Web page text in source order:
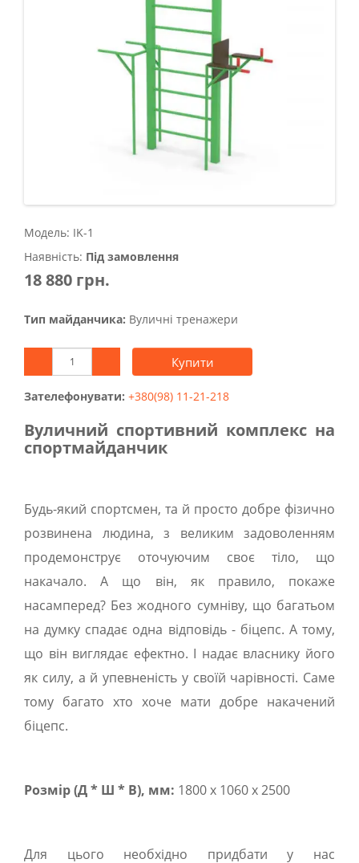
Модель: IK-1
Наявність: Під замовлення
18 880 грн.
Тип майданчика: Вуличні тренажери
Купити
Зателефонувати: +380(98) 11-21-218
Вуличний спортивний комплекс на
спортмайданчик
Будь-який спортсмен, та й просто добре фізично
розвинена людина, з великим задоволенням
продемонструє оточуючим своє тіло, що
накачало. А що він, як правило, покаже
насамперед? Без жодного сумніву, що багатьом
на думку спадає одна відповідь - біцепс. А тому,
що він виглядає ефектно. І надає власнику його
як силу, а й упевненість у своїй чарівності. Саме
тому багато хто хоче мати добре накачений
біцепс.
Розмір (Д * Ш * В), мм: 1800 х 1060 х 2500
Для цього необхідно придбати у нас